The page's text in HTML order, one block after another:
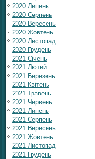
2020 Липень
2020 Серпень
2020 Вересень
2020 Жовтень
2020 Листопад
2020 Грудень
2021 Січень
2021 Лютий
2021 Березень
2021 Квітень
2021 Травень
2021 Червень
2021 Липень
2021 Серпень
2021 Вересень
2021 Жовтень
2021 Листопад
2021 Грудень